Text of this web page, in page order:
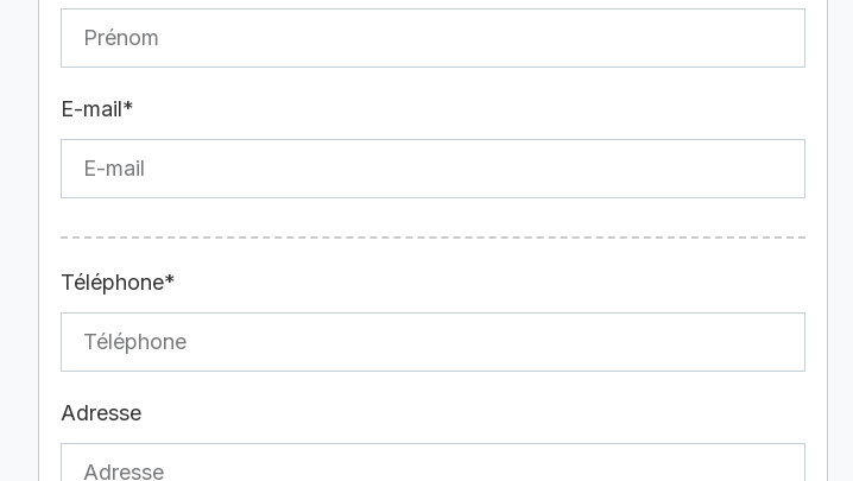
E-mail*
Téléphone*
Adresse